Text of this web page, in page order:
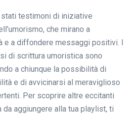
testimoni di iniziative
che mirano a
e a diffondere messaggi positivi. I
di scrittura umoristica sono
a chiunque la possibilità di
e di avvicinarsi al meraviglioso
Per scoprire altre eccitanti
aggiungere alla tua playlist, ti